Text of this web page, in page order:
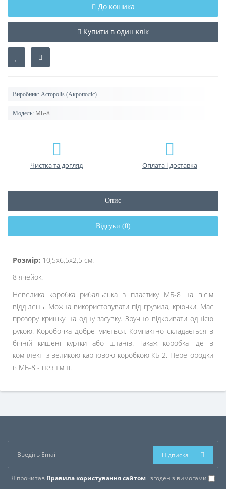
До кошика
Купити в один клік
Виробник: Acropolis (Акрополіс)
Модель: МБ-8
Чистка та догляд Оплата і доставка
Опис
Відгуки (0)
Розмір: 10,5х6,5х2,5 см.
8 ячейок.
Невелика коробка рибальська з пластику МБ-8 на вісім
відділень. Можна використовувати під грузила, крючки. Має
прозору кришку на одну засувку. Зручно відкривати однією
рукою. Коробочка добре миється. Компактно складається в
бічній кишені куртки або штанів. Такаж коробка іде в
комплекті з великою карповою коробкою КБ-2. Перегородки
в МБ-8 - незнімні.
Я прочитав Правила користування сайтом і згоден з вимогами
Підписка